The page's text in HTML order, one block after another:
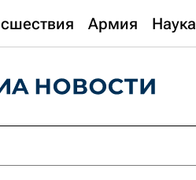
Армия Наука